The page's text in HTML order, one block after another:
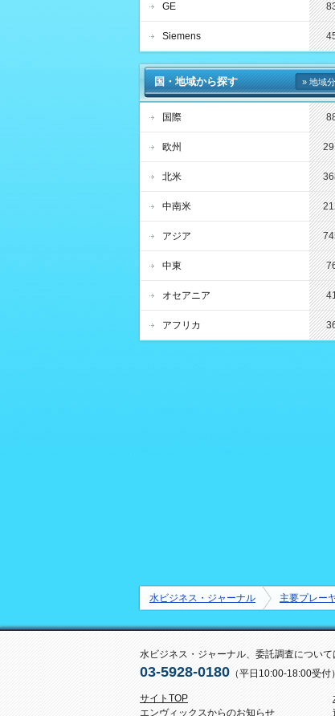
GE
Siemens
国・地域から探す » 地域
国際
欧州
北米
中南米
アジア
中東
オセアニア
アフリカ
水ビジネス・ジャーナル 主要プレー
水ビジネス・ジャーナル、委託調査について
03-5928-0180 （平日10:00-18:00受付
サイトTOP
エンヴィックスからのお知らせ